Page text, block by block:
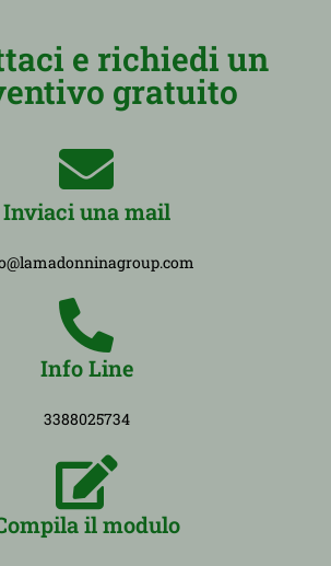
e richiedi un
gratuito
Inviaci una mail
Info Line
3388025734
il modulo